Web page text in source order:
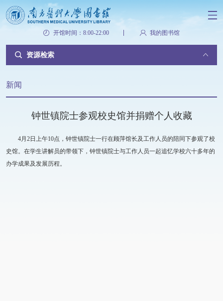
开馆时间：8:00-22:00 我的图书馆
资源检索
新闻
钟世镇院士参观校史馆并捐赠个人收藏
4月2日上午10点，钟世镇院士一行在顾萍馆长及工作人员的陪同下参观了校
史馆。在学生讲解员的带领下，钟世镇院士与工作人员一起追忆学校六十多年的
办学成果及发展历程。